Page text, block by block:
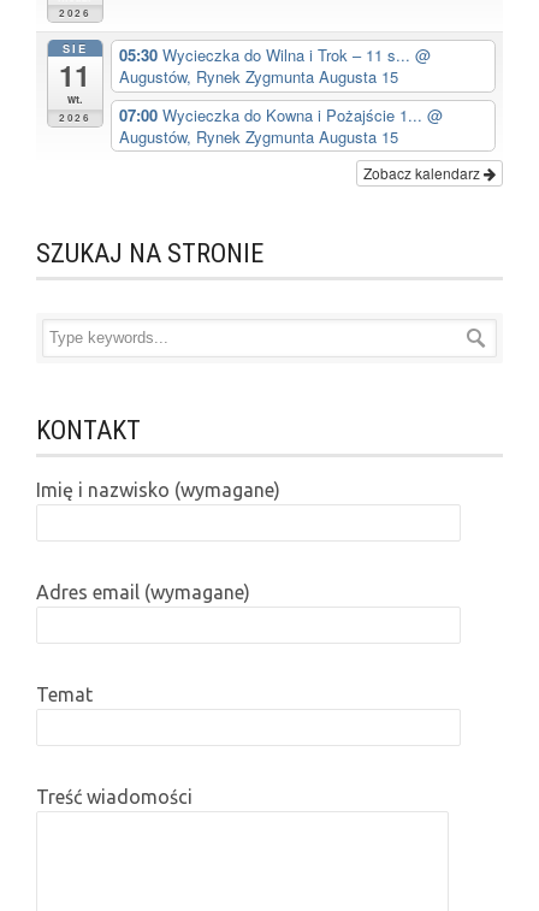
2026
SIE
11
wt.
2026
05:30 Wycieczka do Wilna i Trok – 11 s... @
Augustów, Rynek Zygmunta Augusta 15
07:00 Wycieczka do Kowna i Pożajście 1... @
Augustów, Rynek Zygmunta Augusta 15
Zobacz kalendarz
SZUKAJ NA STRONIE
KONTAKT
Imię i nazwisko (wymagane)
Adres email (wymagane)
Temat
Treść wiadomości